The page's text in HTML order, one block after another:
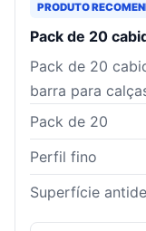
PRODUTO
Pack de 20
Pack de 20
barra para
Pack de 20
Perfil fino
Superfície